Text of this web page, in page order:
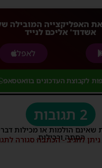
את האפליקצייה המובילה
אשדוד' אליכם לנייד
לאפל
לקבוצת העדכונים בוואטסאפ
2 תגובות
שאינם הולמות או מכילות
הסתה ורכילות.
להגיב - הכתבה סגורה